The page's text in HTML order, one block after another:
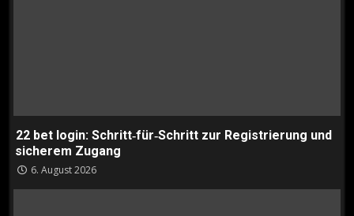
22 bet login: Schritt‑für‑Schritt zur Registrierung und
sicherem Zugang
6. August 2026